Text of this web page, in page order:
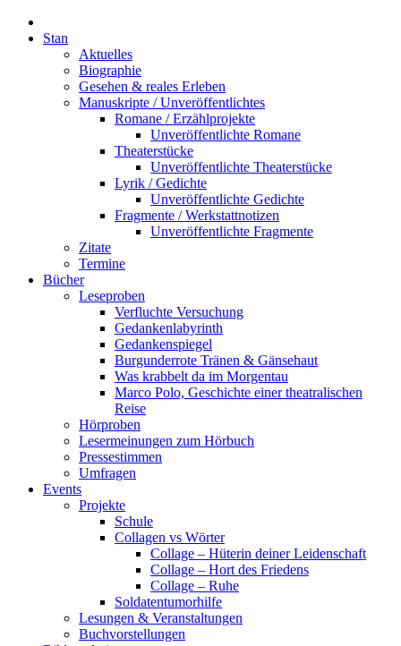
Stan
Aktuelles
Biographie
Gesehen & reales Erleben
Manuskripte / Unveröffentlichtes
Romane / Erzählprojekte
Unveröffentlichte Romane
Theaterstücke
Unveröffentlichte Theaterstücke
Lyrik / Gedichte
Unveröffentlichte Gedichte
Fragmente / Werkstattnotizen
Unveröffentlichte Fragmente
Zitate
Termine
Bücher
Leseproben
Verfluchte Versuchung
Gedankenlabyrinth
Gedankenspiegel
Burgunderrote Tränen & Gänsehaut
Was krabbelt da im Morgentau
Marco Polo, Geschichte einer theatralischen
Reise
Hörproben
Lesermeinungen zum Hörbuch
Pressestimmen
Umfragen
Events
Projekte
Schule
Collagen vs Wörter
Collage – Hüterin deiner Leidenschaft
Collage – Hort des Friedens
Collage – Ruhe
Soldatentumorhilfe
Lesungen & Veranstaltungen
Buchvorstellungen